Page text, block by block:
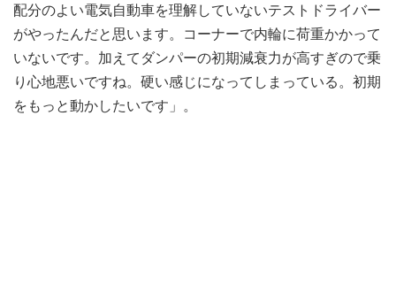
配分のよい電気自動車を理解していないテストドライバー
がやったんだと思います。コーナーで内輪に荷重かかって
いないです。加えてダンパーの初期減衰力が高すぎので乗
り心地悪いですね。硬い感じになってしまっている。初期
をもっと動かしたいです」。